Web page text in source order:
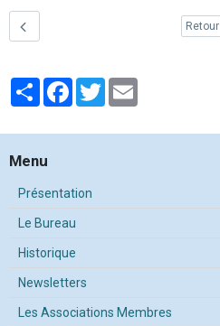
Retour
PartagerFacebook
Twitter
Menu
Présentation
Le Bureau
Historique
Newsletters
Les Associations Membres